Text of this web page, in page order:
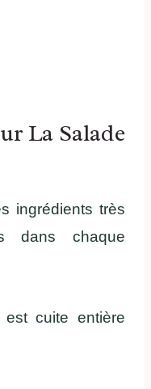
La Salade
ingrédients très
dans chaque
cuite entière